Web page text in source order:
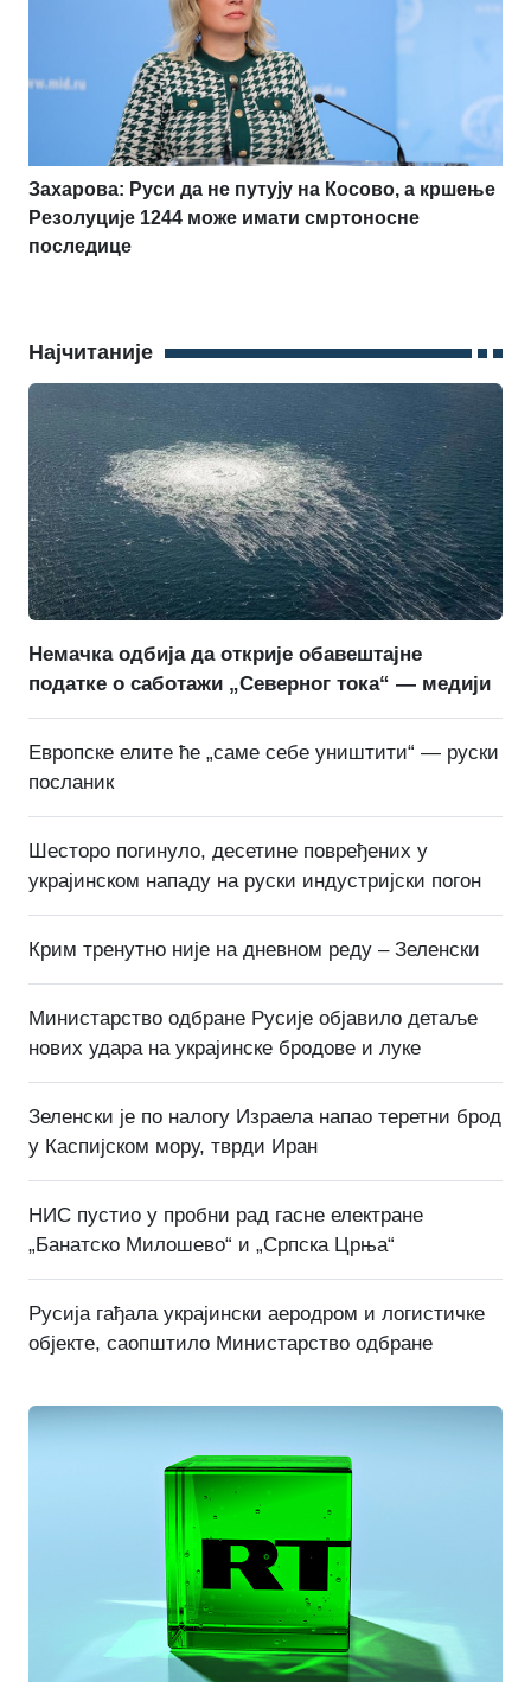
Захарова: Руси да не путују на Косово, а кршење
Резолуције 1244 може имати смртоносне
последице
Најчитаније
Немачка одбија да открије обавештајне
податке о саботажи „Северног тока“ — медији
Европске елите ће „саме себе уништити“ — руски
посланик
Шесторо погинуло, десетине повређених у
украјинском нападу на руски индустријски погон
Крим тренутно није на дневном реду – Зеленски
Министарство одбране Русије објавило детаље
нових удара на украјинске бродове и луке
Зеленски је по налогу Израела напао теретни брод
у Каспијском мору, тврди Иран
НИС пустио у пробни рад гасне електране
„Банатско Милошево“ и „Српска Црња“
Русија гађала украјински аеродром и логистичке
објекте, саопштило Министарство одбране